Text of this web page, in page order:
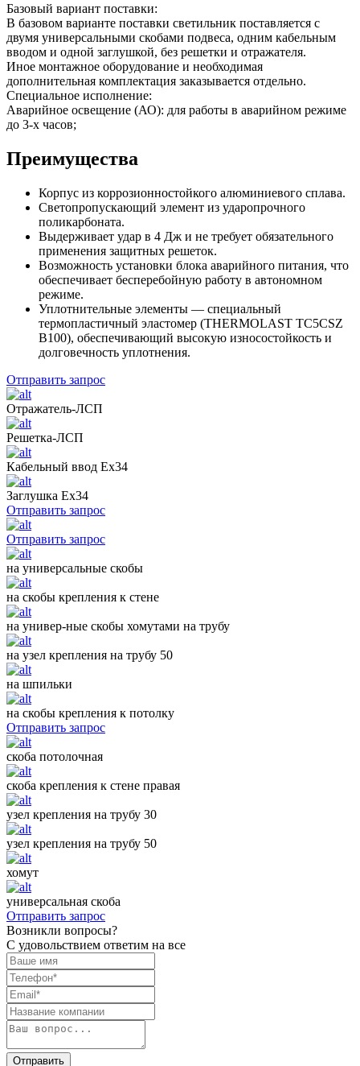
Базовый вариант поставки:
В базовом варианте поставки светильник поставляется с
двумя универсальными скобами подвеса, одним кабельным
вводом и одной заглушкой, без решетки и отражателя.
Иное монтажное оборудование и необходимая
дополнительная комплектация заказывается отдельно.
Специальное исполнение:
Аварийное освещение (АО): для работы в аварийном режиме
до 3-х часов;
Преимущества
Корпус из коррозионностойкого алюминиевого сплава.
Светопропускающий элемент из ударопрочного
поликарбоната.
Выдерживает удар в 4 Дж и не требует обязательного
применения защитных решеток.
Возможность установки блока аварийного питания, что
обеспечивает бесперебойную работу в автономном
режиме.
Уплотнительные элементы — специальный
термопластичный эластомер (THERMOLAST TC5CSZ
B100), обеспечивающий высокую износостойкость и
долговечность уплотнения.
Отправить запрос
Отражатель-ЛСП
Решетка-ЛСП
Кабельный ввод Ех34
Заглушка Ех34
Отправить запрос
Отправить запрос
на универсальные скобы
на скобы крепления к стене
на универ-ные скобы хомутами на трубу
на узел крепления на трубу 50
на шпильки
на скобы крепления к потолку
Отправить запрос
скоба потолочная
скоба крепления к стене правая
узел крепления на трубу 30
узел крепления на трубу 50
хомут
универсальная скоба
Отправить запрос
Возникли вопросы?
С удовольствием ответим на все
Отправить